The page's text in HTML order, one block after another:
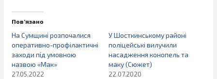
Пов’язано
На Сумщині розпочалися
оперативно-профілактичні
заходи під умовною
назвою «Мак»
27.05.2022
У Шосткинському районі
поліцейські вилучили
насадження конопель та
маку (Сюжет)
22.07.2020